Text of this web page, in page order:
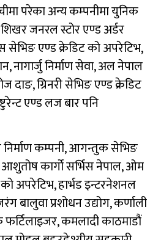
परेका अन्य कम्पनीमा युनिक
जनरल स्टोर एण्ड अर्डर
सेभिङ एण्ड क्रेडिट को अपरेटिभ,
नागार्जु निर्माण सेवा, अल नेपाल
दाङ, ग्रिनरी सेभिङ एण्ड क्रेडिट
एण्ड लज बार पनि
निर्माण कम्पनी, आगन्तुक सेभिङ
कार्गो सर्भिस नेपाल, ओम
अपरेटिभ, हार्भड इन्टरनेशनल
प्रशोधन उद्योग, कर्णाली
फर्टिलाइजर, कमलादी काठमाडौं